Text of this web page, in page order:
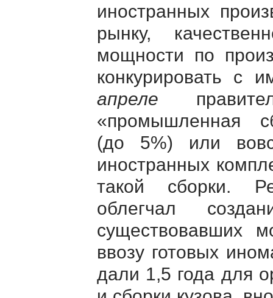
иностранных
рынку,
мощности по
конкурировать с
апреле
«промышленная
(до 5%) или
иностранных
такой сборки.
облегчал
существовавших
ввозу готовых
дали 1,5 года для